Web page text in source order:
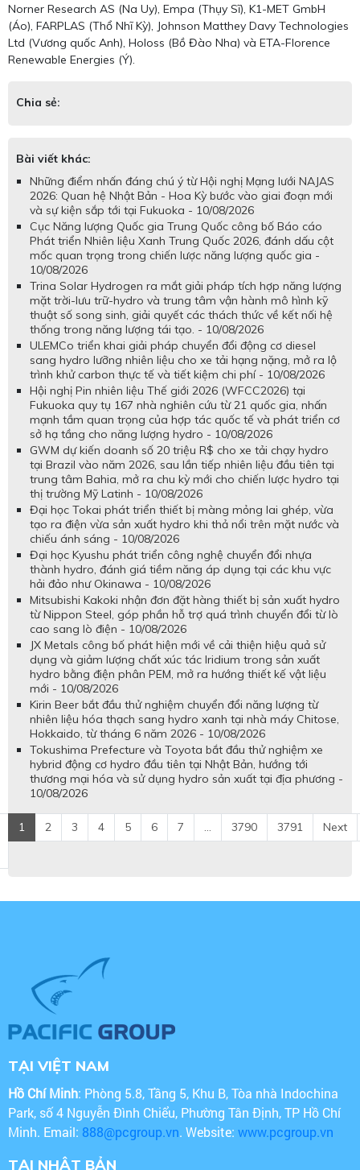
Norner Research AS (Na Uy), Empa (Thụy Sĩ), K1-MET GmbH
(Áo), FARPLAS (Thổ Nhĩ Kỳ), Johnson Matthey Davy Technologies
Ltd (Vương quốc Anh), Holoss (Bồ Đào Nha) và ETA-Florence
Renewable Energies (Ý).
Chia sẻ:
Bài viết khác:
Những điểm nhấn đáng chú ý từ Hội nghị Mạng lưới NAJAS
2026: Quan hệ Nhật Bản - Hoa Kỳ bước vào giai đoạn mới
và sự kiện sắp tới tại Fukuoka - 10/08/2026
Cục Năng lượng Quốc gia Trung Quốc công bố Báo cáo
Phát triển Nhiên liệu Xanh Trung Quốc 2026, đánh dấu cột
mốc quan trọng trong chiến lược năng lượng quốc gia -
10/08/2026
Trina Solar Hydrogen ra mắt giải pháp tích hợp năng lượng
mặt trời-lưu trữ-hydro và trung tâm vận hành mô hình kỹ
thuật số song sinh, giải quyết các thách thức về kết nối hệ
thống trong năng lượng tái tạo. - 10/08/2026
ULEMCo triển khai giải pháp chuyển đổi động cơ diesel
sang hydro lưỡng nhiên liệu cho xe tải hạng nặng, mở ra lộ
trình khử carbon thực tế và tiết kiệm chi phí - 10/08/2026
Hội nghị Pin nhiên liệu Thế giới 2026 (WFCC2026) tại
Fukuoka quy tụ 167 nhà nghiên cứu từ 21 quốc gia, nhấn
mạnh tầm quan trọng của hợp tác quốc tế và phát triển cơ
sở hạ tầng cho năng lượng hydro - 10/08/2026
GWM dự kiến doanh số 20 triệu R$ cho xe tải chạy hydro
tại Brazil vào năm 2026, sau lần tiếp nhiên liệu đầu tiên tại
trung tâm Bahia, mở ra chu kỳ mới cho chiến lược hydro tại
thị trường Mỹ Latinh - 10/08/2026
Đại học Tokai phát triển thiết bị màng mỏng lai ghép, vừa
tạo ra điện vừa sản xuất hydro khi thả nổi trên mặt nước và
chiếu ánh sáng - 10/08/2026
Đại học Kyushu phát triển công nghệ chuyển đổi nhựa
thành hydro, đánh giá tiềm năng áp dụng tại các khu vực
hải đảo như Okinawa - 10/08/2026
Mitsubishi Kakoki nhận đơn đặt hàng thiết bị sản xuất hydro
từ Nippon Steel, góp phần hỗ trợ quá trình chuyển đổi từ lò
cao sang lò điện - 10/08/2026
JX Metals công bố phát hiện mới về cải thiện hiệu quả sử
dụng và giảm lượng chất xúc tác Iridium trong sản xuất
hydro bằng điện phân PEM, mở ra hướng thiết kế vật liệu
mới - 10/08/2026
Kirin Beer bắt đầu thử nghiệm chuyển đổi năng lượng từ
nhiên liệu hóa thạch sang hydro xanh tại nhà máy Chitose,
Hokkaido, từ tháng 6 năm 2026 - 10/08/2026
Tokushima Prefecture và Toyota bắt đầu thử nghiệm xe
hybrid động cơ hydro đầu tiên tại Nhật Bản, hướng tới
thương mại hóa và sử dụng hydro sản xuất tại địa phương -
10/08/2026
1 2 3 4 5 6 7 ... 3790 3791 Next
TẠI VIỆT NAM
Hồ Chí Minh: Phòng 5.8, Tầng 5, Khu B, Tòa nhà Indochina
Park, số 4 Nguyễn Đình Chiểu, Phường Tân Định, TP Hồ Chí
Minh. Email: 888@pcgroup.vn. Website: www.pcgroup.vn
TẠI NHẬT BẢN